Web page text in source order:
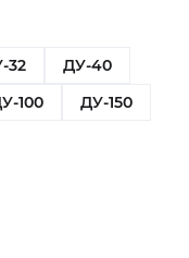
32
ДУ-40
100
ДУ-150